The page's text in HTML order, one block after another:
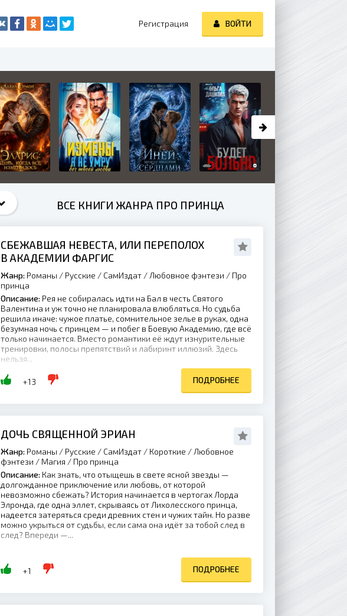
ВСЕ КНИГИ ЖАНРА ПРО ПРИНЦА
СБЕЖАВШАЯ НЕВЕСТА, ИЛИ ПЕРЕПОЛОХ
В АКАДЕМИИ ФАРГИС
Жанр: Романы / Русские / СамИздат / Любовное фэнтези / Про
принца
Описание: Рея не собиралась идти на Бал в честь Святого
Валентина и уж точно не планировала влюбляться. Но судьба
решила иначе: чужое платье, сомнительное зелье в руках, одна
безумная ночь с принцем — и побег в Боевую Академию, где всё
только начинается. Вместо романтики её ждут изнурительные
тренировки, полосы препятствий и лабиринт иллюзий. Здесь
нельзя...
+13 ПОДРОБНЕЕ
ДОЧЬ СВЯЩЕННОЙ ЭРИАН
Жанр: Романы / Русские / СамИздат / Короткие / Любовное
фэнтези / Магия / Про принца
Описание: Как знать, что отыщешь в свете ясной звезды —
долгожданное приключение или любовь, от которой
невозможно сбежать? История начинается в чертогах Лорда
Элронда, где одна эллет, скрываясь от Лихолесского принца,
надеется затеряться среди древних стен и чужих тайн. Но разве
можно укрыться от судьбы, если сама она идёт за тобой след в
след? Впереди —...
+1 ПОДРОБНЕЕ
Регистрация ВОЙТИ